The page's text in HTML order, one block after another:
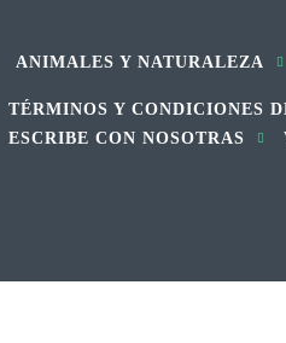
ANIMALES Y NATURALEZA
TÉRMINOS Y CONDICIONES
ESCRIBE CON NOSOTRAS